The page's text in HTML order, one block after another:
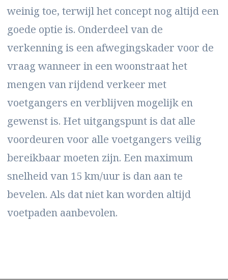
weinig toe, terwijl het concept nog altijd een
goede optie is. Onderdeel van de
verkenning is een afwegingskader voor de
vraag wanneer in een woonstraat het
mengen van rijdend verkeer met
voetgangers en verblijven mogelijk en
gewenst is. Het uitgangspunt is dat alle
voordeuren voor alle voetgangers veilig
bereikbaar moeten zijn. Een maximum
snelheid van 15 km/uur is dan aan te
bevelen. Als dat niet kan worden altijd
voetpaden aanbevolen.